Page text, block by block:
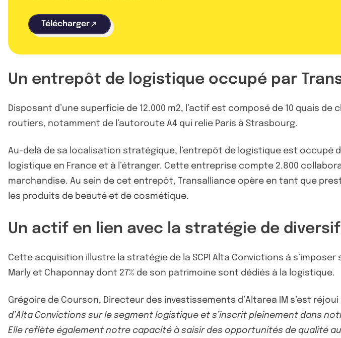
Télécharger
Un entrepôt de logistique occupé par
Disposant d’une superficie de 12.000 m2, l’actif est composé de 10 quais
routiers, notamment de l’autoroute A4 qui relie Paris à Strasbourg.
Au-delà de sa localisation stratégique, l’entrepôt de logistique est occupé
logistique en France et à l’étranger. Cette entreprise compte 2.800
marchandise. Au sein de cet entrepôt, Transalliance opère en tant que
les produits de beauté et de cosmétique.
Un actif en lien avec la stratégie de
Cette acquisition illustre la stratégie de la SCPI Alta Convictions à
Marly et Chaponnay dont 27% de son patrimoine sont dédiés à la logistique.
Grégoire de Courson, Directeur des investissements d’Altarea IM s’est
d’Alta Convictions sur le segment logistique et s’inscrit pleinement dans
Elle reflète également notre capacité à saisir des opportunités de qualité